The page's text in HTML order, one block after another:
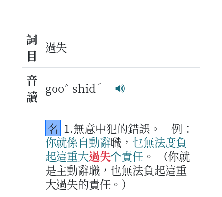
詞
目
過失
音
讀
goo^ shid ˊ
名 1.無意中犯的錯誤。
例：
你就係自動辭職， 乜無法度負
起這重大過失个責任 。
（你就
是主動辭職，也無法負起這重
大過失的責任。）